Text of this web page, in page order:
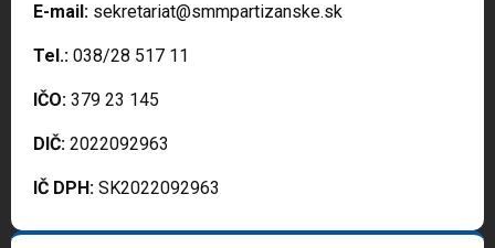
E-mail: sekretariat@smmpartizanske.sk
Tel.: 038/28 517 11
IČO: 379 23 145
DIČ: 2022092963
IČ DPH: SK2022092963